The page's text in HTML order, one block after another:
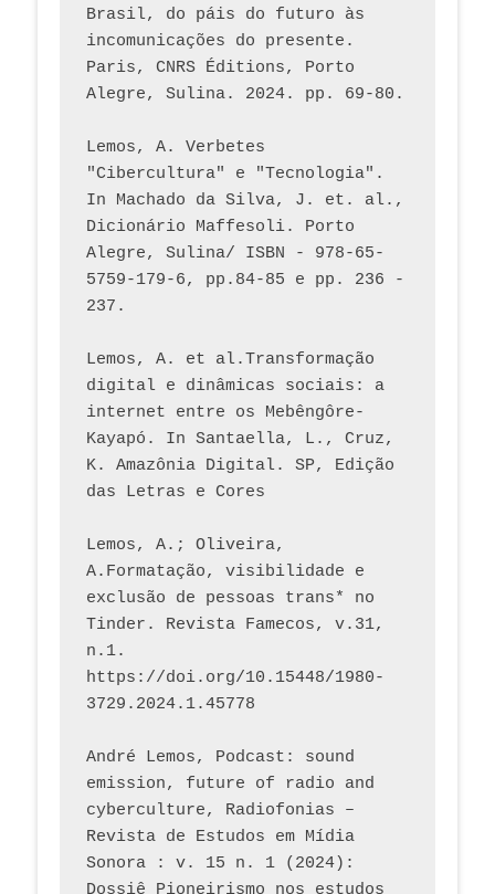
Brasil, do páis do futuro às
incomunicações do presente.
Paris, CNRS Éditions, Porto
Lemos, A. Verbetes
"Cibercultura" e "Tecnologia".
In Machado da Silva, J. et. al.,
Dicionário Maffesoli. Porto
Alegre, Sulina/ ISBN - 978-65-
5759-179-6, pp.84-85 e pp. 236 -
237.
Lemos, A. et al.Transformação
digital e dinâmicas sociais: a
internet entre os Mebêngôre-
Kayapó. In Santaella, L., Cruz,
K. Amazônia Digital. SP, Edição
das Letras e Cores
Lemos, A.; Oliveira,
A.Formatação, visibilidade e
exclusão de pessoas trans* no
Tinder. Revista Famecos, v.31,
n.1.
https://doi.org/10.15448/1980-
3729.2024.1.45778
André Lemos, Podcast: sound
emission, future of radio and
cyberculture, Radiofonias –
Revista de Estudos em Mídia
Sonora : v. 15 n. 1 (2024):